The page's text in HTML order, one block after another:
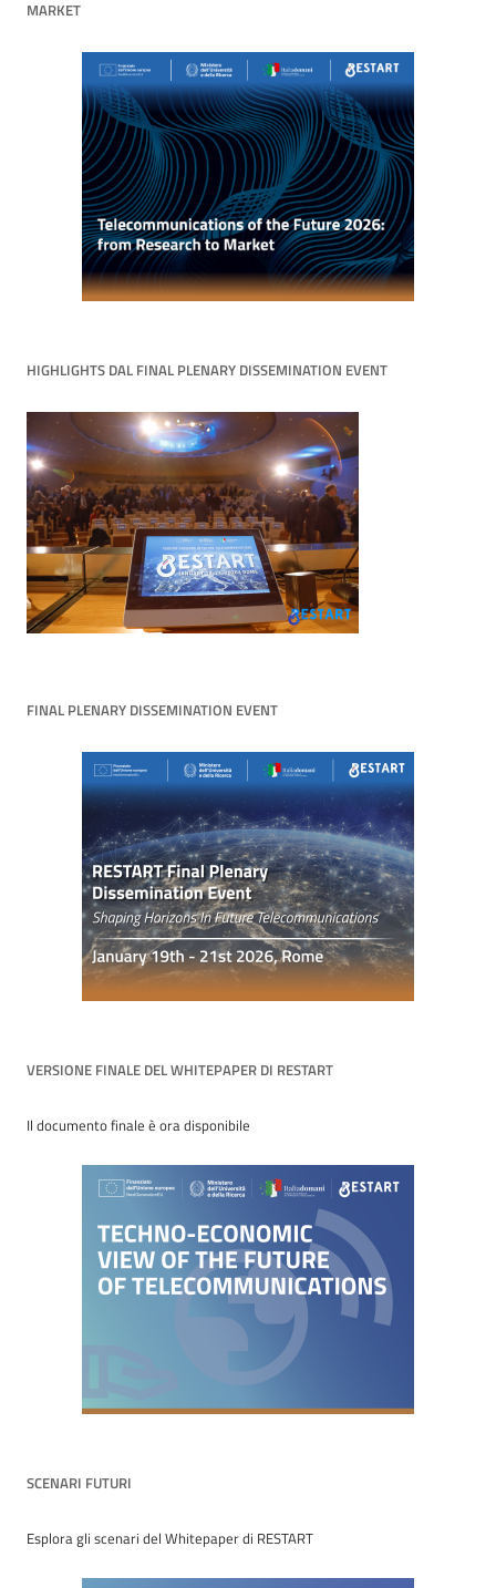
MARKET
HIGHLIGHTS DAL FINAL PLENARY DISSEMINATION EVENT
FINAL PLENARY DISSEMINATION EVENT
VERSIONE FINALE DEL WHITEPAPER DI RESTART
Il documento finale è ora disponibile
SCENARI FUTURI
Esplora gli scenari del Whitepaper di RESTART